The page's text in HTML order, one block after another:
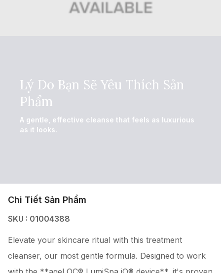
Lý Do Bạn Sẽ Yêu Thích Sản
Phẩm
A gentle, effective cleanse that feels as luxurious
as it looks.
Chi Tiết Sản Phẩm
SKU : 01004388
Elevate your skincare ritual with this treatment
cleanser, our most gentle formula. Designed to work